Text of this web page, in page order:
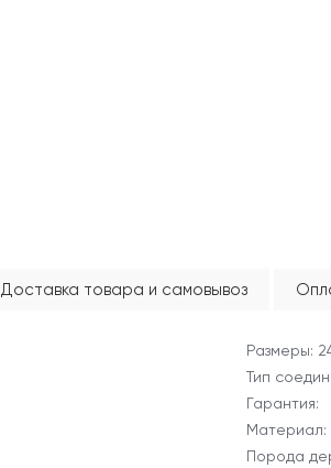
Доставка товара и самовывоз
Размеры:
Тип
Гарантия:
Материал:
Порода